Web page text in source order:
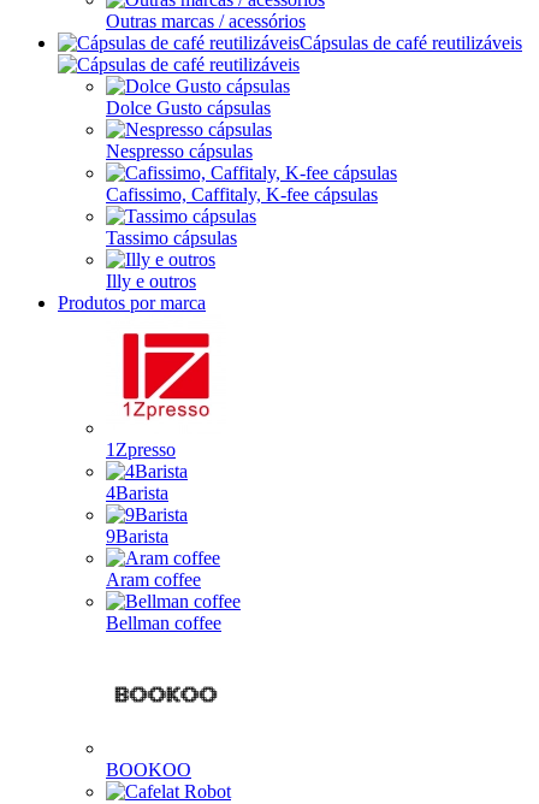
Outras marcas / acessórios
Cápsulas de café reutilizáveis
Dolce Gusto cápsulas
Nespresso cápsulas
Cafissimo, Caffitaly, K-fee cápsulas
Tassimo cápsulas
Illy e outros
Produtos por marca
1Zpresso
4Barista
9Barista
Aram coffee
Bellman coffee
BOOKOO